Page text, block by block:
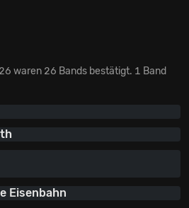
waren 26 Bands bestätigt. 1 Band
Eisenbahn